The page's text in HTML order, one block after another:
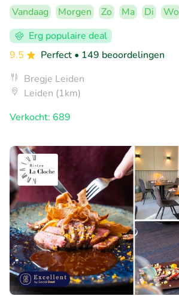
Vandaag Morgen Zo Ma Di Wo
Erg populaire deal
9.5
Perfect • 149 beoordelingen
Bregje Leiden
Leiden (1km)
Verkocht: 689